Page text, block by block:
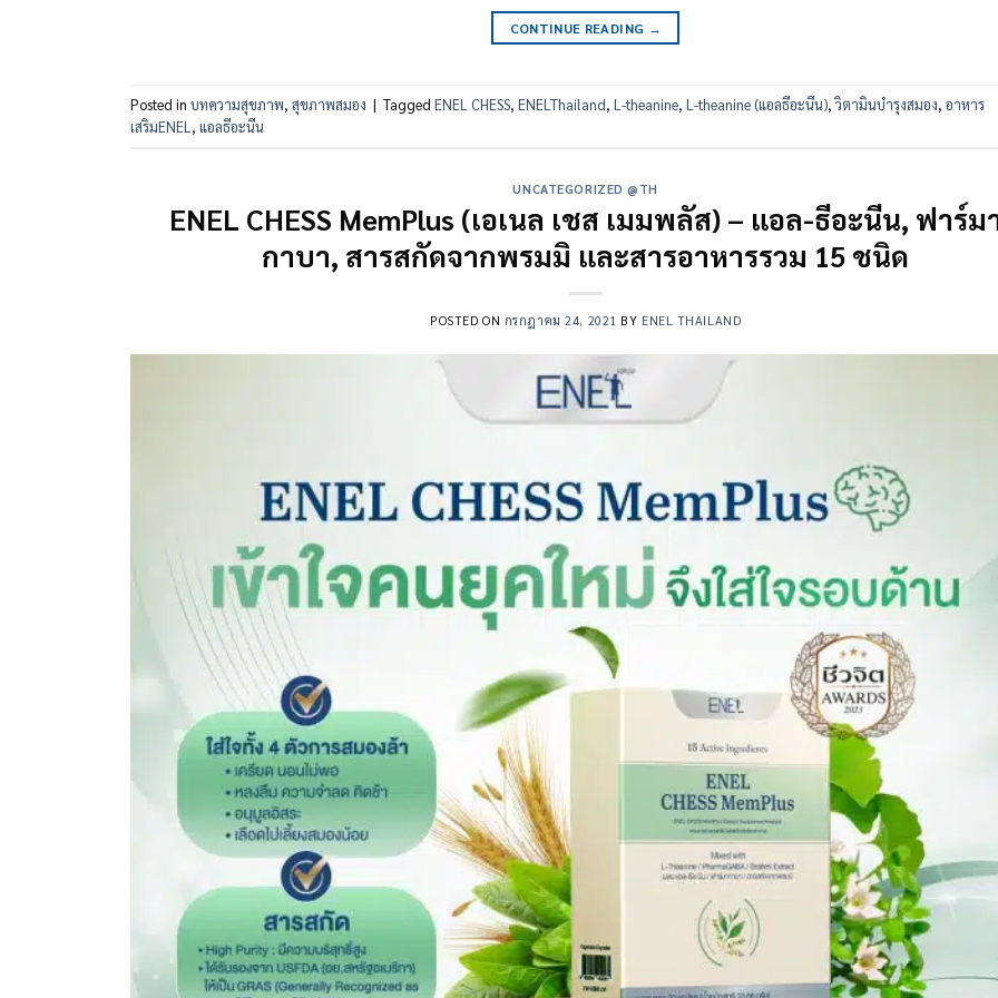
CONTINUE READING →
Posted in บทความสุขภาพ, สุขภาพสมอง | Tagged ENEL CHESS, ENELThailand, L-theanine, L-theanine (แอลธีอะนีน),วิตามินบำรุงสมอง, อาหาร
เสริมENEL , แอลธีอะนีน
UNCATEGORIZED @TH
ENEL CHESS MemPlus (เอเนล เชส เมมพลัส) – แอล-ธีอะนีน, ฟาร์ม
กาบา, สารสกัดจากพรมมิ และสารอาหารรวม 15 ชนิด
POSTED ON กรกฎาคม 24, 2021 BY ENEL THAILAND